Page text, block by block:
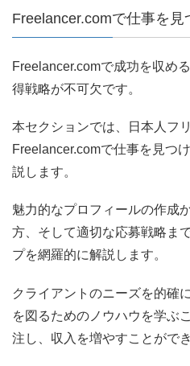
Freelancer.comで仕事を見
Freelancer.comで成功を収め
得戦略が不可欠です。
本セクションでは、日本人フ
Freelancer.comで仕事を見つ
説します。
魅力的なプロフィールの作成
方、そして適切な応募戦略ま
プを網羅的に解説します。
クライアントのニーズを的確
を図るためのノウハウを学ぶ
注し、収入を増やすことがで